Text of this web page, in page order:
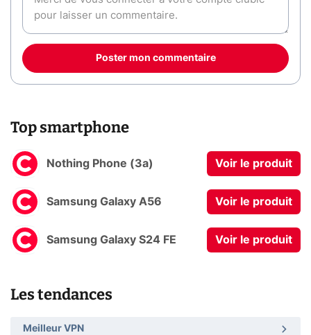
Poster mon commentaire
Top smartphone
Nothing Phone (3a) Voir le produit
Samsung Galaxy A56 Voir le produit
Samsung Galaxy S24 FE Voir le produit
Les tendances
Meilleur VPN